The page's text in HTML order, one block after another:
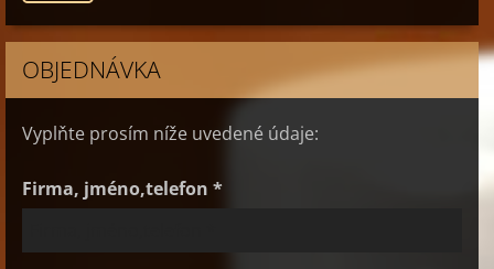
OBJEDNÁVKA
Vyplňte prosím níže uvedené údaje:
Firma, jméno,telefon *